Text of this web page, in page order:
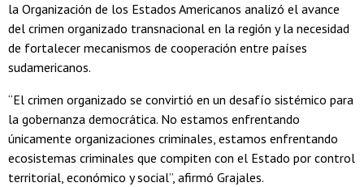
la Organización de los Estados Americanos analizó el avance
del crimen organizado transnacional en la región y la necesidad
de fortalecer mecanismos de cooperación entre países
sudamericanos.
“El crimen organizado se convirtió en un desafío sistémico para
la gobernanza democrática. No estamos enfrentando
únicamente organizaciones criminales, estamos enfrentando
ecosistemas criminales que compiten con el Estado por control
territorial, económico y social”, afirmó Grajales.